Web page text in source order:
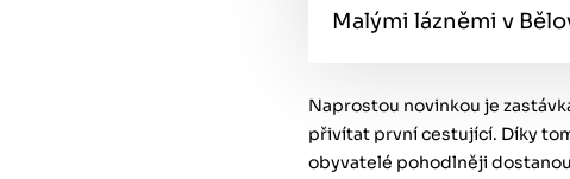
Malými lázněmi v
Naprostou novinkou je
přivítat první cestující. Díky
obyvatelé pohodlněji